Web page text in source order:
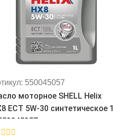
550045057
моторное SHELL Helix
ECT 5W-30 синтетическое 1
550045057